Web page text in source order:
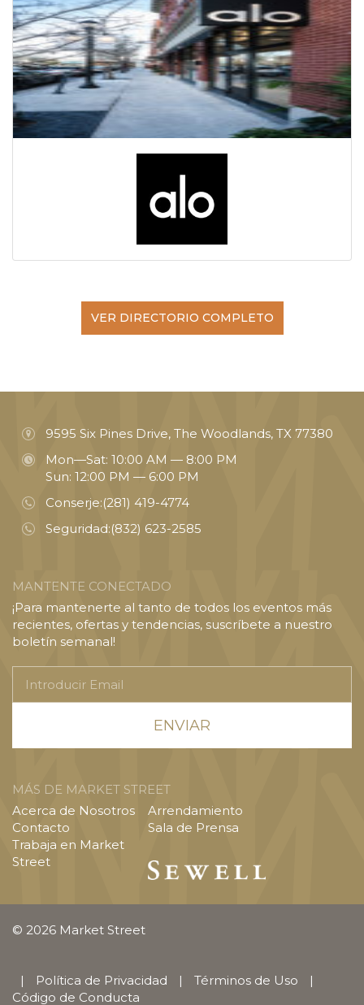
VER DIRECTORIO COMPLETO
9595 Six Pines Drive, The Woodlands, TX 77380
Mon—Sat: 10:00 AM — 8:00 PM
Sun: 12:00 PM — 6:00 PM
Conserje:(281) 419-4774
Seguridad:(832) 623-2585
MANTENTE CONECTADO
¡Para mantenerte al tanto de todos los eventos más
recientes, ofertas y tendencias, suscríbete a nuestro
boletín semanal!
Email
MÁS DE MARKET STREET
Acerca de Nosotros
Contacto
Trabaja en Market
Street
Arrendamiento
Sala de Prensa
© 2026 Market Street
| Política de Privacidad | Términos de Uso
|
Código de Conducta